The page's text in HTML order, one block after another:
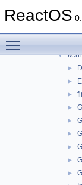
ReactOS
▼
▼
►
►
►
►
►
►
►
►
►